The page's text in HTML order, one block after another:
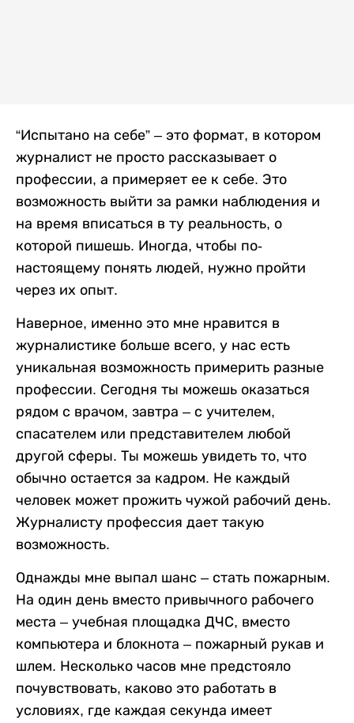
“Испытано на себе” – это формат, в котором
журналист не просто рассказывает о
профессии, а примеряет ее к себе. Это
возможность выйти за рамки наблюдения и
на время вписаться в ту реальность, о
которой пишешь. Иногда, чтобы по-
настоящему понять людей, нужно пройти
через их опыт.
Наверное, именно это мне нравится в
журналистике больше всего, у нас есть
уникальная возможность примерить разные
профессии. Сегодня ты можешь оказаться
рядом с врачом, завтра – с учителем,
спасателем или представителем любой
другой сферы. Ты можешь увидеть то, что
обычно остается за кадром. Не каждый
человек может прожить чужой рабочий день.
Журналисту профессия дает такую
возможность.
Однажды мне выпал шанс – стать пожарным.
На один день вместо привычного рабочего
места – учебная площадка ДЧС, вместо
компьютера и блокнота – пожарный рукав и
шлем. Несколько часов мне предстояло
почувствовать, каково это работать в
условиях, где каждая секунда имеет